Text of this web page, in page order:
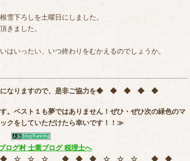
雪下ろしを土曜日にしました。
きました。
いったい、いつ終わりをむかえるのでしょうか。
なりますので、是非ご協力を◆ ◆ ◆ ◆ ◆
。ベスト１も夢ではありません！ぜひ・ぜひ次の緑色のマ
クをしていただけたら幸いです！！≫
☆ ☆ ☆ ◆ ◆ ◆ ☆ ☆ ☆ ◆ ◆